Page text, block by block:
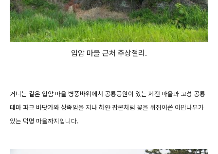
입암 마을 근처 주상절리.
거니는 길은 입암 마을 병풍바위에서 공룡공원이 있는 제전 마을과 고성 공룡
테마 파크 바닷가와 상족암을 지나 하얀 팝콘처럼 꽃을 뒤집어쓴 이팝나무가
있는 덕명 마을까지입니다.